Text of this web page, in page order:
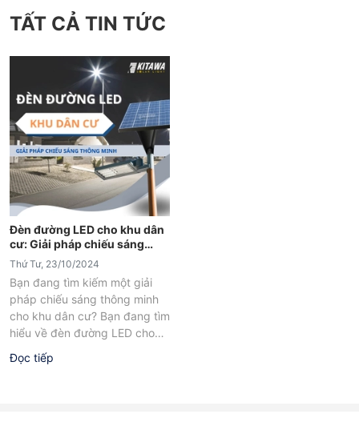
TẤT CẢ TIN TỨC
Đèn đường LED cho khu dân
cư: Giải pháp chiếu sáng
thông minh
Thứ Tư, 23/10/2024
Bạn đang tìm kiếm một giải
pháp chiếu sáng thông minh
cho khu dân cư? Bạn đang tìm
hiểu về đèn đường LED cho
khu dân...
Đọc tiếp